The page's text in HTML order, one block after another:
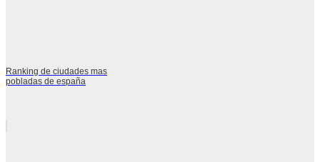
Ranking de ciudades mas
pobladas de españa